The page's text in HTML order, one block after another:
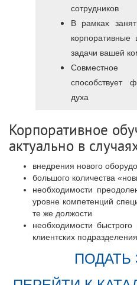
сотрудников
В рамках
корпоративные
задачи вашей
Совместное
способствует
духа
Корпоративное
актуально в
внедрения нового
большого количества
необходимости
уровне компетенций
те же должости
необходимости
клиентских
ПОДАТЬ